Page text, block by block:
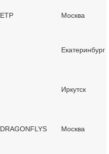
ETP Москва
Екатеринбург
Иркутск
DRAGONFLYS Москва